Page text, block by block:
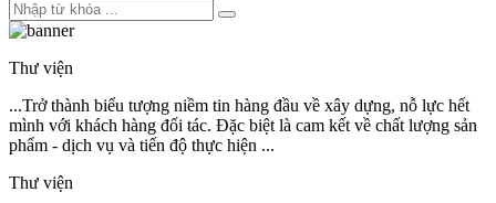
Thư viện
...Trở thành biểu tượng niềm tin hàng đầu về xây dựng, nỗ lực hết
mình với khách hàng đối tác. Đặc biệt là cam kết về chất lượng sản
phẩm - dịch vụ và tiến độ thực hiện ...
Thư viện